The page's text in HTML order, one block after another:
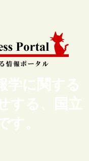
学に関する
する、国立
す。